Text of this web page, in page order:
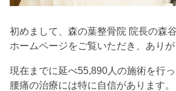
初めまして、森の葉整骨院 院長の森谷
ホームページをご覧いただき、ありが
現在までに延べ55,890人の施術を行っ
腰痛の治療には特に自信があります。